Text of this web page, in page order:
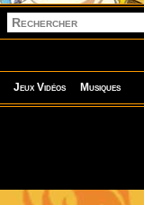
Jeux Vidéos Musiques